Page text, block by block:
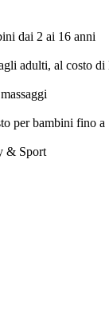
dai 2 ai 16 anni
adulti, al costo
per bambini fino a
& Sport